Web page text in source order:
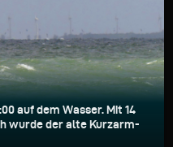
auf dem Wasser. Mit 14
wurde der alte Kurzarm-